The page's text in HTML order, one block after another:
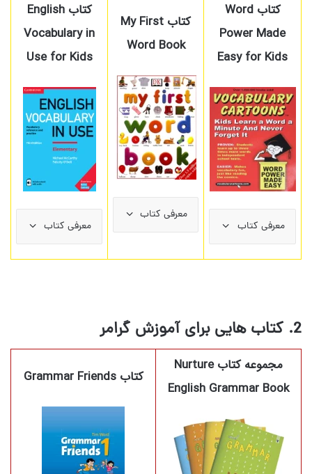
کتاب Word
Power Made
Easy for Kids
معرفی کتاب
کتاب My First
Word Book
معرفی کتاب
کتاب English
Vocabulary in
Use for Kids
معرفی کتاب
2. کتاب هایی برای آموزش گرامر
مجموعه کتاب Nurture
English Grammar Book
کتاب Grammar Friends